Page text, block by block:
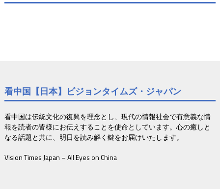
看中国【日本】ビジョンタイムズ・ジャパン
看中国は伝統文化の復興を理念とし、現代の情報社会で有意義な情
報を読者の皆様にお伝えすることを使命としています。心の癒しと
なる話題と共に、明日を読み解く鍵をお届けいたします。
Vision Times Japan – All Eyes on China